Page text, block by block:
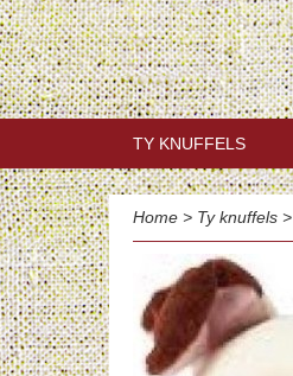
TY KNUFFELS
Home > Ty knuffels >